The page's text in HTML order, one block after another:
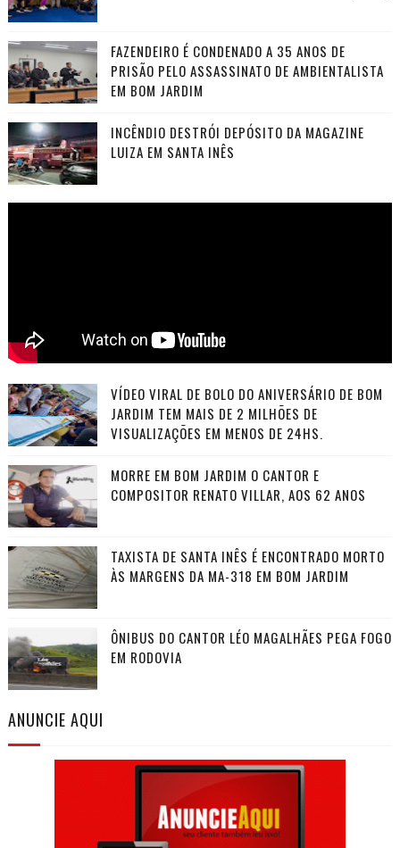
FAZENDEIRO É CONDENADO A 35 ANOS DE
PRISÃO PELO ASSASSINATO DE AMBIENTALISTA
EM BOM JARDIM
INCÊNDIO DESTRÓI DEPÓSITO DA MAGAZINE
LUIZA EM SANTA INÊS
VÍDEO VIRAL DE BOLO DO ANIVERSÁRIO DE BOM
JARDIM TEM MAIS DE 2 MILHÕES DE
VISUALIZAÇÕES EM MENOS DE 24HS.
MORRE EM BOM JARDIM O CANTOR E
COMPOSITOR RENATO VILLAR, AOS 62 ANOS
TAXISTA DE SANTA INÊS É ENCONTRADO MORTO
ÀS MARGENS DA MA-318 EM BOM JARDIM
ÔNIBUS DO CANTOR LÉO MAGALHÃES PEGA FOGO
EM RODOVIA
ANUNCIE AQUI